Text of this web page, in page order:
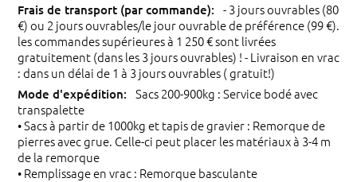
- 3 jours ouvrables (80
€) ou 2 jours ouvrables/le jour ouvrable de préférence (99 €).
les commandes supérieures à 1 250 € sont livrées
gratuitement (dans les 3 jours ouvrables) ! - Livraison en vrac
: dans un délai de 1 à 3 jours ouvrables ( gratuit!)
Sacs 200-900kg : Service bodé avec
transpalette
• Sacs à partir de 1000kg et tapis de gravier : Remorque de
pierres avec grue. Celle-ci peut placer les matériaux à 3-4 m
de la remorque
• Remplissage en vrac : Remorque basculante